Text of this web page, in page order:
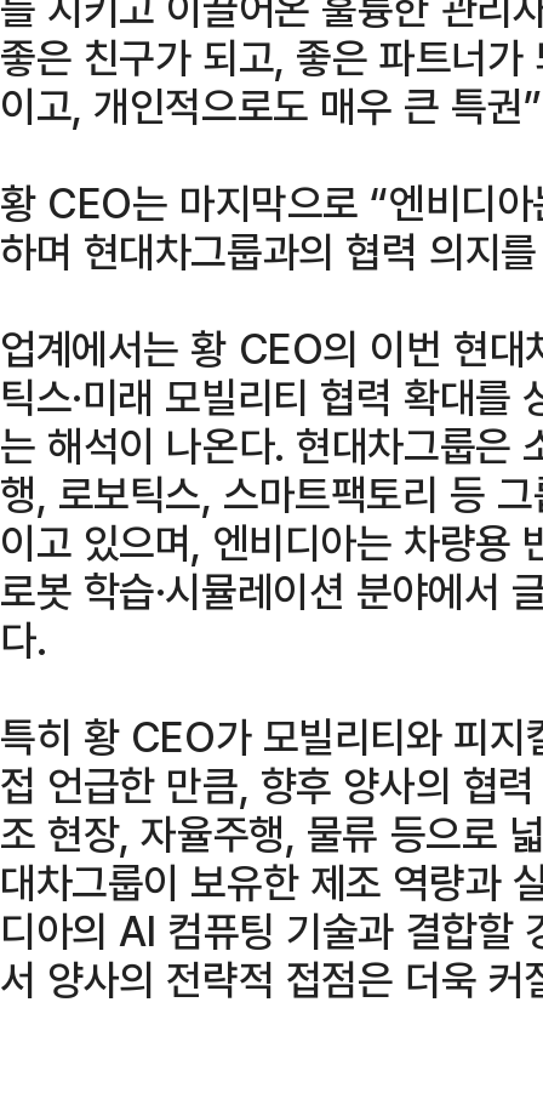
좋은 친구가 되고, 좋은 파트너
이고, 개인적으로도 매우 큰 특권
황 CEO는 마지막으로 “엔비디
하며 현대차그룹과의 협력 의지
업계에서는 황 CEO의 이번 현대
틱스·미래 모빌리티 협력 확대를
는 해석이 나온다. 현대차그룹은
행, 로보틱스, 스마트팩토리 등
이고 있으며, 엔비디아는 차량용
로봇 학습·시뮬레이션 분야에서
다.
특히 황 CEO가 모빌리티와 피
접 언급한 만큼, 향후 양사의 협
조 현장, 자율주행, 물류 등으로
대차그룹이 보유한 제조 역량과
디아의 AI 컴퓨팅 기술과 결합할
서 양사의 전략적 접점은 더욱 커